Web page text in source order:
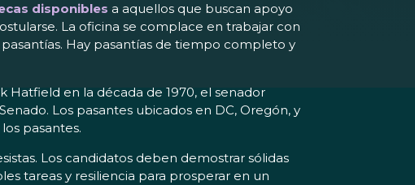
disponibles a aquellos que buscan apoyo
La oficina se complace en trabajar con
Hay pasantías de tiempo completo y
Hatfield en la década de 1970, el senador
Los pasantes ubicados en DC, Oregón, y
pasantes.
Los candidatos deben demostrar sólidas
tareas y resiliencia para prosperar en un